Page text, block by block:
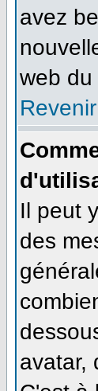
avez
web
Il peut
des
avatar,